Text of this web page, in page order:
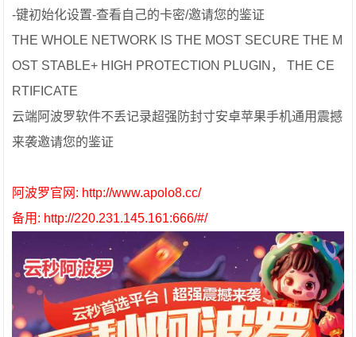
-键初始化设置-查看自己的卡密/邀请您的鉴证
THE WHOLE NETWORK IS THE MOST SECURE THE M
OST STABLE+ HIGH PROTECTION PLUGIN， THE CE
RTIFICATE
云端阿波罗软件不丢记录超强防封寸安卓苹果手机通用震撼
来袭邀请您的鉴证
阿波罗官网: http://www.apolo8.cc/
备用: http://220.231.145.161:666/#/